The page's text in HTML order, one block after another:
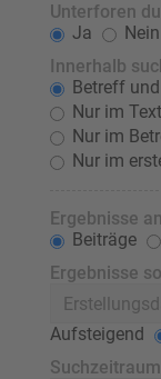
Unterforen
Ja
Nein
Innerhalb
Betreff
Nur im
Nur im
Nur im
Ergebnisse
Beiträge
Ergebnisse
Aufsteigend